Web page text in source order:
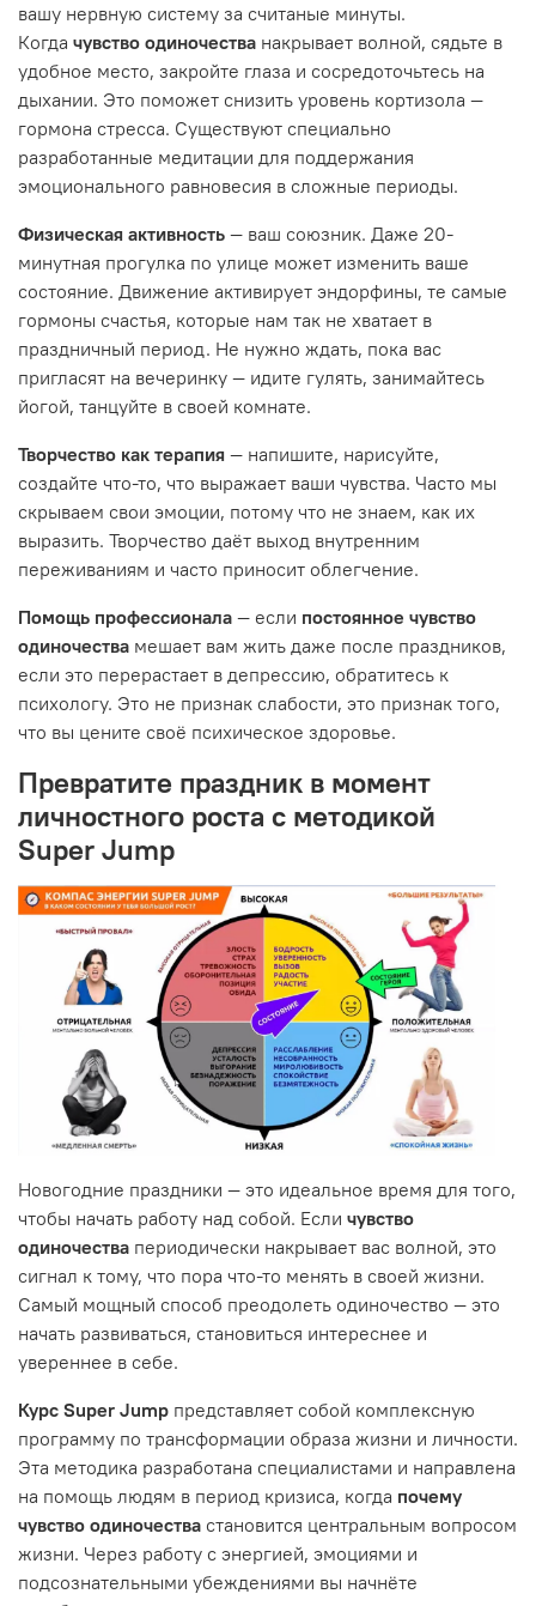
вашу нервную систему за считаные минуты.
Когда чувство одиночества накрывает волной, сядьте в
удобное место, закройте глаза и сосредоточьтесь на
дыхании. Это поможет снизить уровень кортизола —
гормона стресса. Существуют специально
разработанные медитации для поддержания
эмоционального равновесия в сложные периоды.
Физическая активность — ваш союзник. Даже 20-
минутная прогулка по улице может изменить ваше
состояние. Движение активирует эндорфины, те самые
гормоны счастья, которые нам так не хватает в
праздничный период. Не нужно ждать, пока вас
пригласят на вечеринку — идите гулять, занимайтесь
йогой, танцуйте в своей комнате.
Творчество как терапия — напишите, нарисуйте,
создайте что-то, что выражает ваши чувства. Часто мы
скрываем свои эмоции, потому что не знаем, как их
выразить. Творчество даёт выход внутренним
переживаниям и часто приносит облегчение.
Помощь профессионала — если постоянное чувство
одиночества мешает вам жить даже после праздников,
если это перерастает в депрессию, обратитесь к
психологу. Это не признак слабости, это признак того,
что вы цените своё психическое здоровье.
Превратите праздник в момент
личностного роста с методикой
Super Jump
Новогодние праздники — это идеальное время для того,
чтобы начать работу над собой. Если чувство
одиночества периодически накрывает вас волной, это
сигнал к тому, что пора что-то менять в своей жизни.
Самый мощный способ преодолеть одиночество — это
начать развиваться, становиться интереснее и
увереннее в себе.
Курс Super Jump представляет собой комплексную
программу по трансформации образа жизни и личности.
Эта методика разработана специалистами и направлена
на помощь людям в период кризиса, когда почему
чувство одиночества становится центральным вопросом
жизни. Через работу с энергией, эмоциями и
подсознательными убеждениями вы начнёте